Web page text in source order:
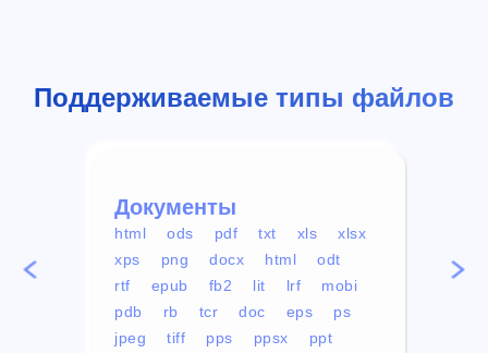
Поддерживаемые типы файлов
Документы
html ods pdf txt xls
xlsx
xps
png docx html
odt
rtf
epub fb2 lit lrf
mobi
pdb
rb tcr doc eps
ps
jpeg
tiff pps ppsx
ppt
mp4